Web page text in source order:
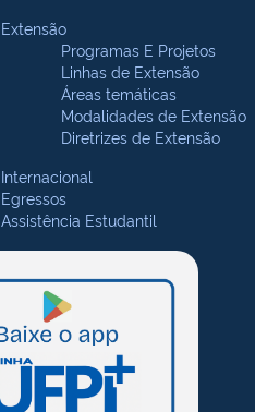
Extensão
Programas E Projetos
Linhas de Extensão
Áreas temáticas
Modalidades de Extensão
Diretrizes de Extensão
Internacional
Egressos
Assistência Estudantil